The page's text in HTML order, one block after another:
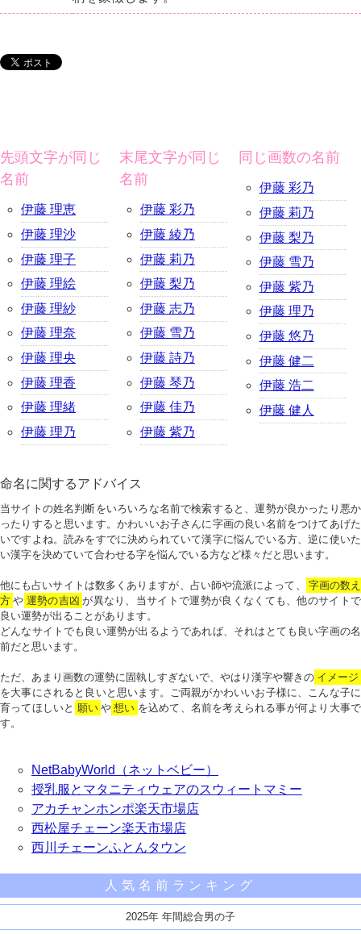
先頭文字が同じ
名前
伊藤 理恵
伊藤 理沙
伊藤 理子
伊藤 理絵
伊藤 理紗
伊藤 理奈
伊藤 理央
伊藤 理香
伊藤 理緒
伊藤 理乃
末尾文字が同じ
名前
伊藤 彩乃
伊藤 綾乃
伊藤 莉乃
伊藤 梨乃
伊藤 志乃
伊藤 雪乃
伊藤 詩乃
伊藤 琴乃
伊藤 佳乃
伊藤 紫乃
同じ画数の名前
伊藤 彩乃
伊藤 莉乃
伊藤 梨乃
伊藤 雪乃
伊藤 紫乃
伊藤 理乃
伊藤 悠乃
伊藤 健二
伊藤 浩二
伊藤 健人
命名に関するアドバイス
当サイトの姓名判断をいろいろな名前で検索すると、運勢が良かったり悪か
ったりすると思います。かわいいお子さんに字画の良い名前をつけてあげた
いですよね。読みをすでに決められていて漢字に悩んでいる方、逆に使いた
い漢字を決めていて合わせる字を悩んでいる方など様々だと思います。
他にも占いサイトは数多くありますが、占い師や流派によって、
字画の数え
方 や 運勢の吉凶 が異なり、当サイトで運勢が良くなくても、他のサイトで
良い運勢が出ることがあります。
どんなサイトでも良い運勢が出るようであれば、それはとても良い字画の名
前だと思います。
ただ、あまり画数の運勢に固執しすぎないで、やはり漢字や響きの イメージ
を大事にされると良いと思います。ご両親がかわいいお子様に、こんな子に
育ってほしいと 願い や 想い を込めて、名前を考えられる事が何より大事で
す。
NetBabyWorld（ネットベビー）
授乳服とマタニティウェアのスウィートマミー
アカチャンホンポ楽天市場店
西松屋チェーン楽天市場店
西川チェーンふとんタウン
人気名前ランキング
2025年 年間総合男の子